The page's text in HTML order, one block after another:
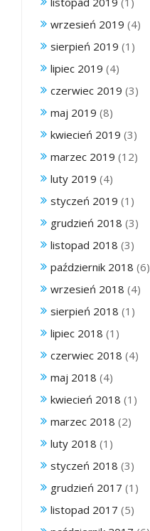
wrzesień 2019 (4)
sierpień 2019 (1)
lipiec 2019 (4)
czerwiec 2019 (3)
maj 2019 (8)
kwiecień 2019 (3)
marzec 2019 (12)
luty 2019 (4)
styczeń 2019 (1)
grudzień 2018 (3)
listopad 2018 (3)
październik 2018 (6)
wrzesień 2018 (4)
sierpień 2018 (1)
lipiec 2018 (1)
czerwiec 2018 (4)
maj 2018 (4)
kwiecień 2018 (1)
marzec 2018 (2)
luty 2018 (1)
styczeń 2018 (3)
grudzień 2017 (1)
listopad 2017 (5)